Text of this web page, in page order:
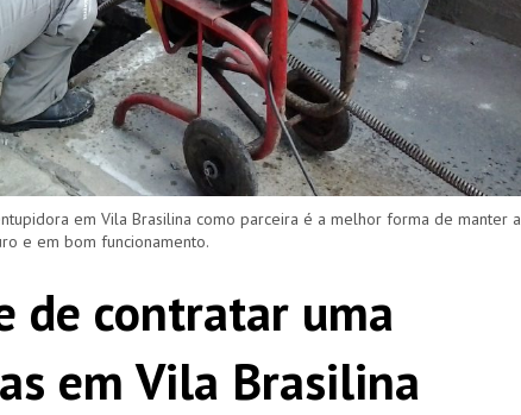
em Vila Brasilina como parceira é a melhor forma de manter a
e em bom funcionamento.
de contratar uma
em Vila Brasilina